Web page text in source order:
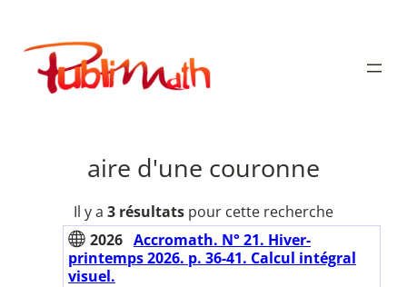
contenu
Publimath
aire d'une couronne
Il y a 3 résultats pour cette recherche
2026 Accromath. N° 21. Hiver-
printemps 2026. p. 36-41. Calcul intégral
visuel.